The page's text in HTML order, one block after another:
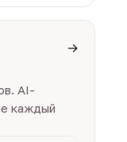
→
AI-
каждый